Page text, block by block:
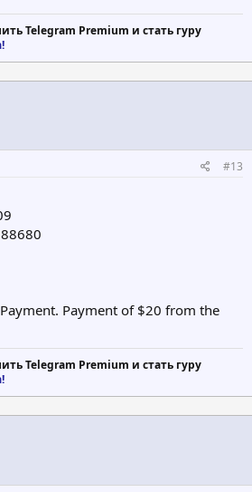
Telegram Premium и стать гуру
#13
Payment of $20 from the
Telegram Premium и стать гуру